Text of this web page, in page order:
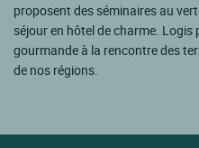
proposent des séminaires au
séjour en hôtel de charme.
gourmande à la rencontre des
de nos régions.